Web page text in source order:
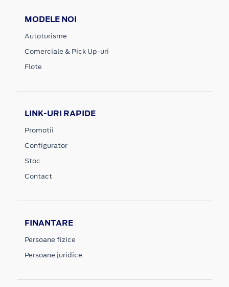
MODELE NOI
Autoturisme
Comerciale & Pick Up-uri
Flote
LINK-URI RAPIDE
Promotii
Configurator
Stoc
Contact
FINANTARE
Persoane fizice
Persoane juridice